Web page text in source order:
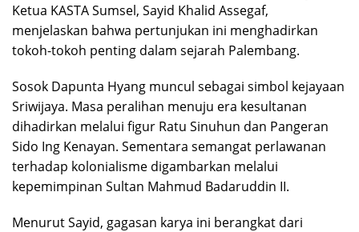
Ketua KASTA Sumsel, Sayid Khalid Assegaf,
menjelaskan bahwa pertunjukan ini menghadirkan
tokoh-tokoh penting dalam sejarah Palembang.
Sosok Dapunta Hyang muncul sebagai simbol kejayaan
Sriwijaya. Masa peralihan menuju era kesultanan
dihadirkan melalui figur Ratu Sinuhun dan Pangeran
Sido Ing Kenayan. Sementara semangat perlawanan
terhadap kolonialisme digambarkan melalui
kepemimpinan Sultan Mahmud Badaruddin II.
Menurut Sayid, gagasan karya ini berangkat dari